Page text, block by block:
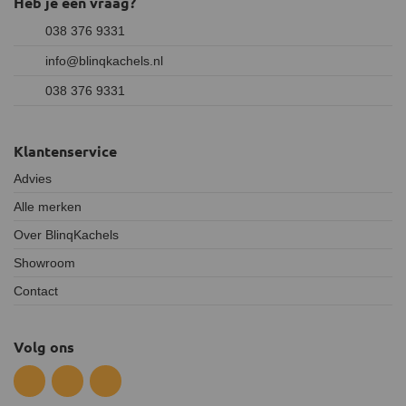
038 376 9331
info@blinqkachels.nl
038 376 9331
Klantenservice
Advies
Alle merken
Over BlinqKachels
Showroom
Contact
Volg ons